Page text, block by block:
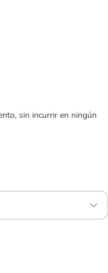
sin incurrir en ningún